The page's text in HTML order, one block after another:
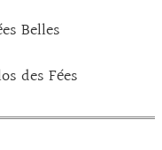
Belles
des Fées